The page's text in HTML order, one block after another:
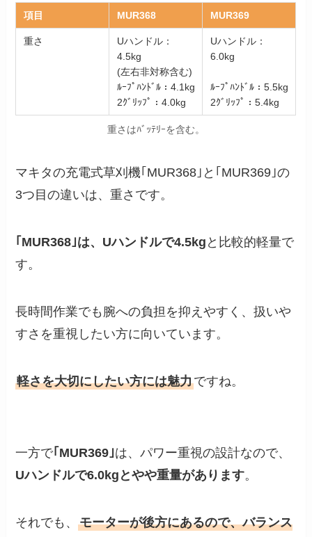
項目 MUR368 MUR369
重さ
Uハンドル：
4.5kg
(左右非対称含む)
ﾙｰﾌﾟﾊﾝﾄﾞﾙ：4.1kg
2ｸﾞﾘｯﾌﾟ：4.0kg
Uハンドル：
6.0kg
ﾙｰﾌﾟﾊﾝﾄﾞﾙ：5.5kg
2ｸﾞﾘｯﾌﾟ：5.4kg
重さはﾊﾞｯﾃﾘｰを含む。
マキタの充電式草刈機｢MUR368｣と｢MUR369｣の
3つ目の違いは、重さです。
｢MUR368｣は、Uハンドルで4.5kg と比較的軽量で
す。
長時間作業でも腕への負担を抑えやすく、扱いや
すさを重視したい方に向いています。
軽さを大切にしたい方には魅力ですね。
一方で｢MUR369｣は、パワー重視の設計なので、
Uハンドルで6.0kgとやや重量があります。
それでも、モーターが後方にあるので、バランス